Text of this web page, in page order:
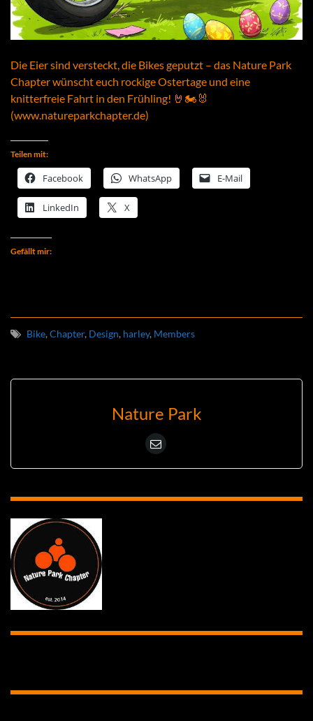
Die Eier sind versteckt, die Bikes geputzt – das Nature Park
Chapter wünscht euch rockige Ostertage und eine
knitterfreie Fahrt in den Frühling! 🤘🏍️🐰
(www.natureparkchapter.de)
Teilen mit:
Facebook WhatsApp E-Mail
LinkedIn X
Gefällt mir:
Bike, Chapter, Design, harley, Members
Nature Park